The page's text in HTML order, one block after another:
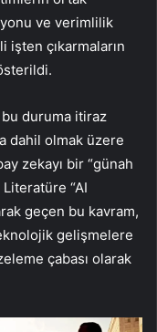
ve verimlilik
işten çıkarmaların
duruma itiraz
dahil olmak üzere
zekayı bir “günah
Literatüre “AI
geçen bu kavram,
gelişmelere
çabası olarak